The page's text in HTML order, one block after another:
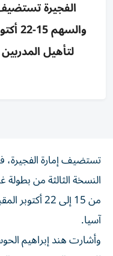
الفجيرة
لتأهيل
تستضيف إمارة
النسخة الثالثة من
من 15 إلى
آسيا.
وأشارت هند إبراهيم